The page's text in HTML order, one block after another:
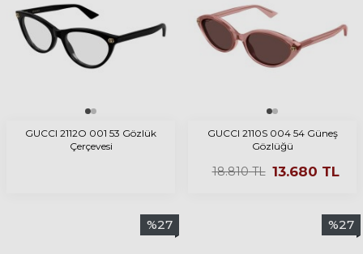
GUCCI 2112O 001 53 Gözlük
Çerçevesi
GUCCI 2110S 004 54 Güneş
Gözlüğü
18.810TL 13.680 TL
%27 %27